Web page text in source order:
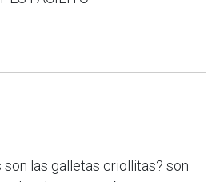
son las galletas criollitas? son